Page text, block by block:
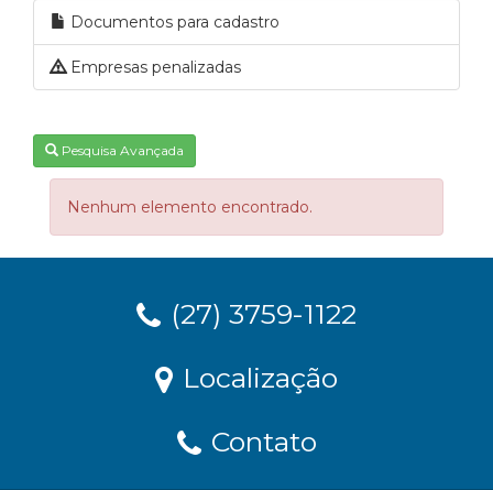
Documentos para cadastro
Empresas penalizadas
Pesquisa Avançada
Nenhum elemento encontrado.
(27) 3759-1122
Localização
Contato